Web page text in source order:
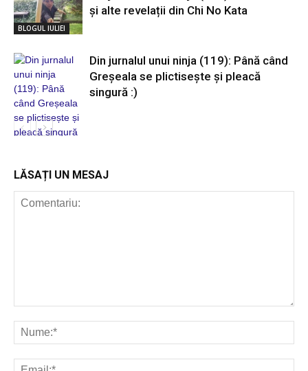
BLOGUL IULIEI
și alte revelații din Chi No Kata
Din jurnalul unui ninja (119): Până când
Greșeala se plictisește și pleacă
singură :)
LĂSAȚI UN MESAJ